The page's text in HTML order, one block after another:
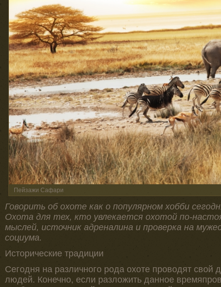
Пейзажи Сафари
Говорить об охоте как о популярном хобби
Охота для тех, кто увлекается охотой по-
мыслей, источник адреналина и проверка на
социума.
Исторические традиции
Сегодня на различного рода охоте проводят свой
людей. Конечно, если разложить данное